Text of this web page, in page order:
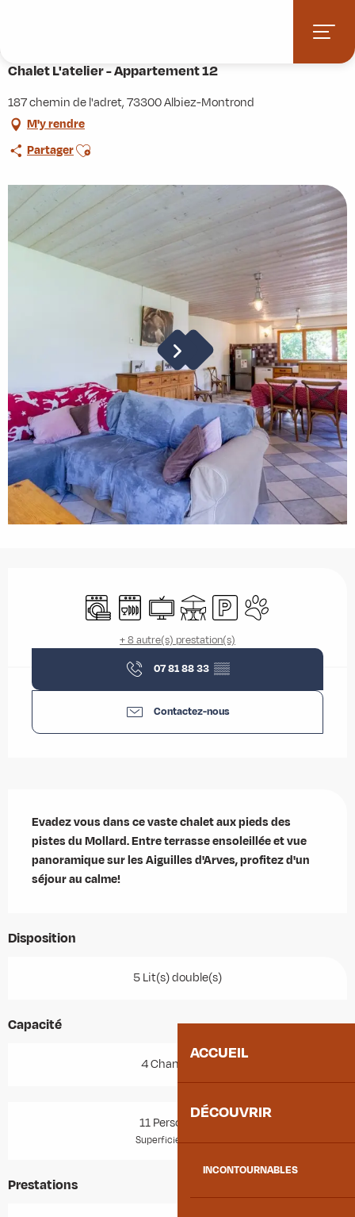
principal
ACCUEIL
DÉCOUVRIR
INCONTOURNABLES
Chalet L'atelier - Appartement 12
187 chemin de l'adret, 73300 Albiez-Montrond
M'y rendre
PartagerAjouter aux favoris
Lave lingeLave vaisselle
TélévisionTerrasseParkingAnimaux acceptés
+ 8 autre(s) prestation(s)
07 81 88 33 ▒▒
Contactez-nous
Evadez vous dans ce vaste chalet aux pieds des
pistes du Mollard. Entre terrasse ensoleillée et vue
panoramique sur les Aiguilles d'Arves, profitez d'un
séjour au calme!
Disposition
5 Lit(s) double(s)
Capacité
4 Chambre(s)
11 Personne(s)
Superficie : 132 m
Prestations